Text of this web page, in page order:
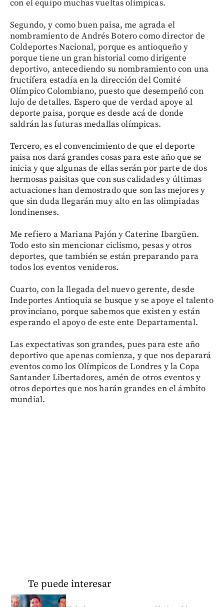
con el equipo muchas vueltas olímpicas.
Segundo, y como buen paisa, me agrada el
nombramiento de Andrés Botero como director de
Coldeportes Nacional, porque es antioqueño y
porque tiene un gran historial como dirigente
deportivo, antecediendo su nombramiento con una
fructífera estadía en la dirección del Comité
Olímpico Colombiano, puesto que desempeñó con
lujo de detalles. Espero que de verdad apoye al
deporte paisa, porque es desde acá de donde
saldrán las futuras medallas olímpicas.
Tercero, es el convencimiento de que el deporte
paisa nos dará grandes cosas para este año que se
inicia y que algunas de ellas serán por parte de dos
hermosas paisitas que con sus calidades y últimas
actuaciones han demostrado que son las mejores y
que sin duda llegarán muy alto en las olimpiadas
londinenses.
Me refiero a Mariana Pajón y Caterine Ibargüen.
Todo esto sin mencionar ciclismo, pesas y otros
deportes, que también se están preparando para
todos los eventos venideros.
Cuarto, con la llegada del nuevo gerente, desde
Indeportes Antioquia se busque y se apoye el talento
provinciano, porque sabemos que existen y están
esperando el apoyo de este ente Departamental.
Las expectativas son grandes, pues para este año
deportivo que apenas comienza, y que nos deparará
eventos como los Olímpicos de Londres y la Copa
Santander Libertadores, amén de otros eventos y
otros deportes que nos harán grandes en el ámbito
mundial.
Te puede interesar